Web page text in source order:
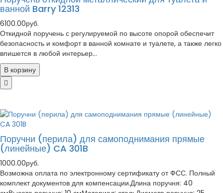
ванной Barry 12313
6100.00руб.
Откидной поручень с регулируемой по высоте опорой обеспечит
безопасность и комфорт в ванной комнате и туалете, а также легко
впишется в любой интерьер...
В корзину
Поручни (перила) для самоподнимания прямые
(линейные) CA 301B
1000.00руб.
Возможна оплата по электронному сертификату от ФСС. Полный
комплект документов для компенсации.Длина поручня: 40